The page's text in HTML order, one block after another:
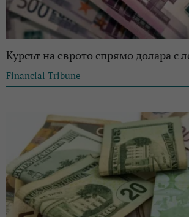
Курсът на еврото спрямо долара с
Financial Tribune